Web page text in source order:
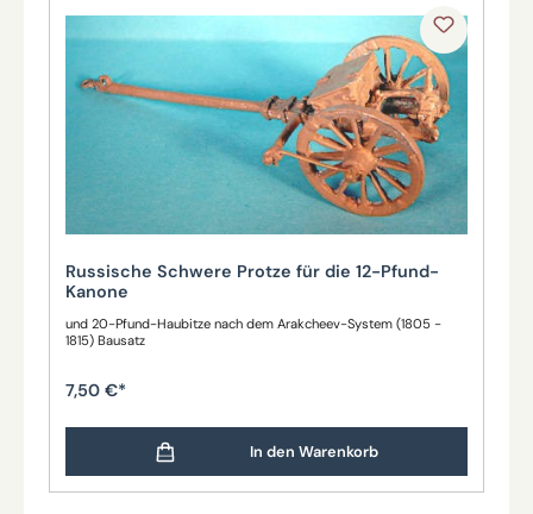
Russische Schwere Protze für die 12-Pfund-
Kanone
und 20-Pfund-Haubitze nach dem Arakcheev-System (1805 -
1815) Bausatz
7,50 €*
In den Warenkorb